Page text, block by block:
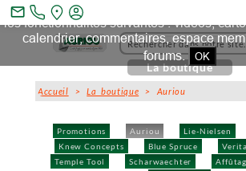
Promotions Auriou Lie-Nielsen
Knew Concepts
Blue Spruce
Temple Tool
Scharwaechter
La boutique
Accueil >La boutique > Auriou
mail_outline
Ce site et des sites tiers qu'il utilise
les fonctionnalités suivantes : vidéos,
calendrier, commentaires, espace
forums. OK